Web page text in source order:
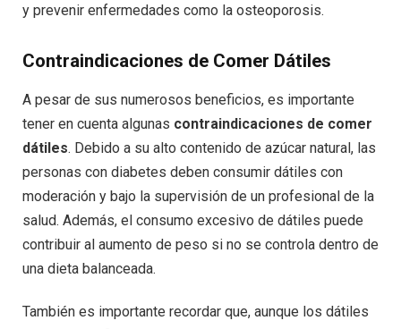
y prevenir enfermedades como la osteoporosis.
Contraindicaciones de Comer Dátiles
A pesar de sus numerosos beneficios, es importante
tener en cuenta algunas contraindicaciones de comer
dátiles. Debido a su alto contenido de azúcar natural, las
personas con diabetes deben consumir dátiles con
moderación y bajo la supervisión de un profesional de la
salud. Además, el consumo excesivo de dátiles puede
contribuir al aumento de peso si no se controla dentro de
una dieta balanceada.
También es importante recordar que, aunque los dátiles